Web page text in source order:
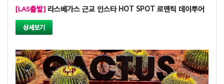
[LAS출발] 라스베가스 근교 인스타 HOT SPOT 로맨틱 데이투어
상세보기